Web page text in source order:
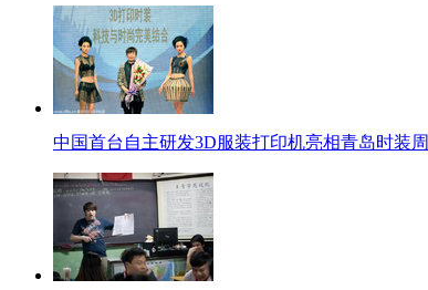
中国首台自主研发3D服装打印机亮相青岛时装周